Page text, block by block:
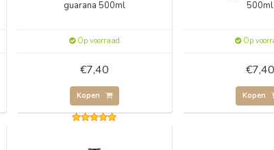
guarana 500ml
Op voorraad
€7,40
Kopen
500ml
Op
€7,40
Kopen